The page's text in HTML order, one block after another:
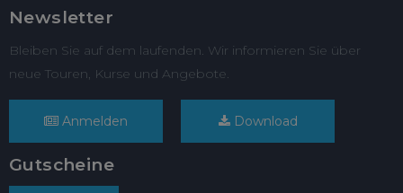
Newsletter
Bleiben Sie auf dem laufenden. Wir informieren Sie über
neue Touren, Kurse und Angebote.
Anmelden Download
Gutscheine